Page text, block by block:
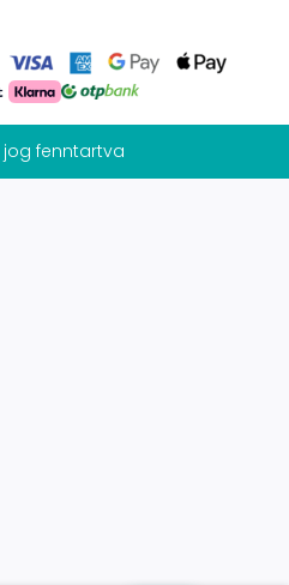
fenntartva